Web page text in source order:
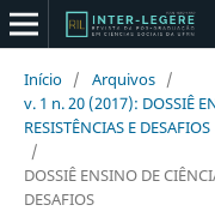
Início / Arquivos /
v. 1 n. 20 (2017): DOSSIÊ
RESISTÊNCIAS E DESAFIOS
/
DOSSIÊ ENSINO DE
DESAFIOS